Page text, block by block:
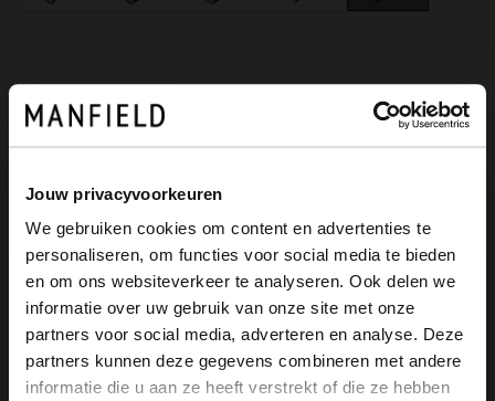
Jouw privacyvoorkeuren
We gebruiken cookies om content en advertenties te
personaliseren, om functies voor social media te bieden
en om ons websiteverkeer te analyseren. Ook delen we
informatie over uw gebruik van onze site met onze
partners voor social media, adverteren en analyse. Deze
partners kunnen deze gegevens combineren met andere
informatie die u aan ze heeft verstrekt of die ze hebben
Produktbeschreibung
Grauer Orbitkey-Schlüsselanhänger aus
Leder. Der Schlüsselanhänger kann 2-7
Schlüssel fassen und ist eine sichere und
bequeme Aufbewahrung. Der Anhänger
ist aus Rindsleder gearbeitet.
×
View this website in English?
It looks like your language isn't Dutch. Would
you like to switch to English?